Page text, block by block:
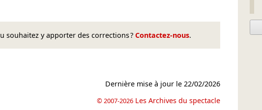
souhaitez y apporter des corrections ? Contactez-nous.
Dernière mise à jour le22/02/2026
© 2007-2026 Les Archives du spectacle